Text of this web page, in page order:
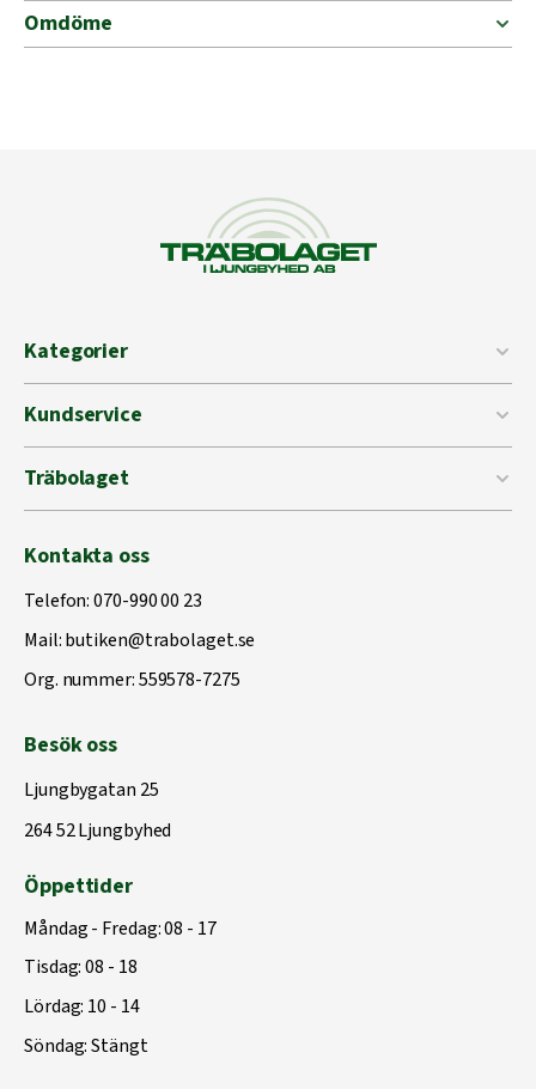
Omdöme
Kategorier
Kundservice
Träbolaget
Kontakta oss
Telefon:070-990 00 23
Mail:butiken@trabolaget.se
Org. nummer: 559578-7275
Besök oss
Ljungbygatan 25
264 52 Ljungbyhed
Öppettider
Måndag - Fredag: 08 - 17
Tisdag: 08 - 18
Lördag: 10 - 14
Söndag: Stängt